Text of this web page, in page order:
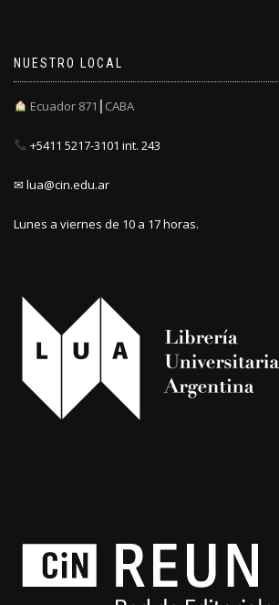
NUESTRO LOCAL
Ecuador 871┃CABA
+5411 5217-3101 int. 243
✉ lua@cin.edu.ar
Lunes a viernes de 10 a 17 horas.